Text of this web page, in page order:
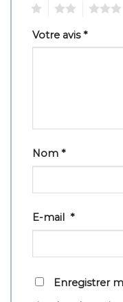
Votre avis*
Nom *
E-mail *
Enregistrer